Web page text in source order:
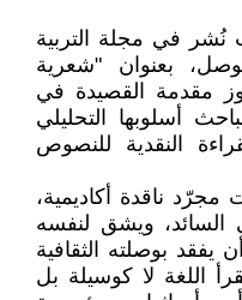
في مجلة التربية
بعنوان "شعرية
مقدمة القصيدة في
أسلوبها التحليلي
النقدية للنصوص
ناقدة أكاديمية،
ويشق لنفسه
يفقد بوصلته الثقافية
اللغة لا كوسيلة بل